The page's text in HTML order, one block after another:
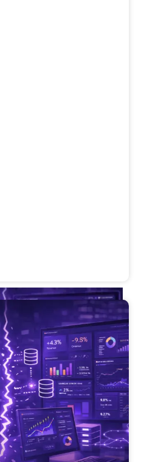
mentem
ou péssimo dependendo